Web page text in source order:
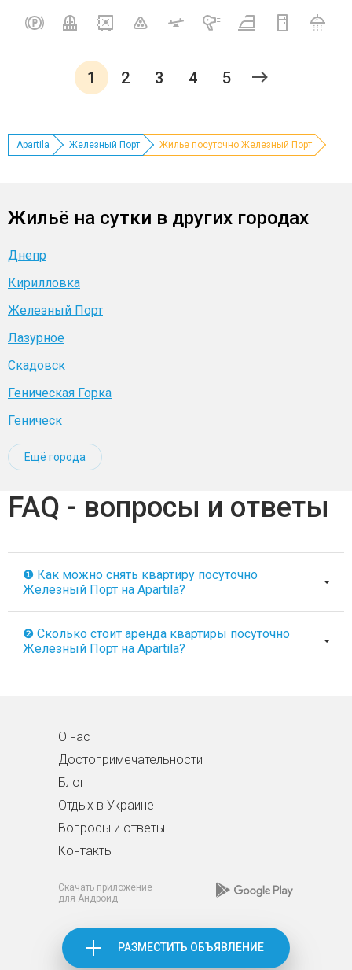
1 2 3 4 5
Apartila Железный Порт Жилье посуточно Железный Порт
Жильё на сутки в других городах
Днепр
Кирилловка
Железный Порт
Лазурное
Скадовск
Геническая Горка
Геническ
Ещё города
FAQ - вопросы и ответы
❶ Как можно снять квартиру посуточно
Железный Порт на Apartila?
❷ Сколько стоит аренда квартиры посуточно
Железный Порт на Apartila?
О нас
Достопримечательности
Блог
Отдых в Украине
Вопросы и ответы
Контакты
Скачать приложение
для Андроид
РАЗМЕСТИТЬ ОБЪЯВЛЕНИЕ